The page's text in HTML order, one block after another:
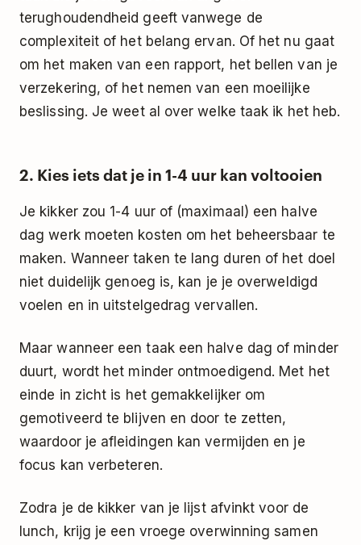
terughoudendheid geeft vanwege de
complexiteit of het belang ervan. Of het nu gaat
om het maken van een rapport, het bellen van je
verzekering, of het nemen van een moeilijke
beslissing. Je weet al over welke taak ik het heb.
2. Kies iets dat je in 1-4 uur kan voltooien
Je kikker zou 1-4 uur of (maximaal) een halve
dag werk moeten kosten om het beheersbaar te
maken. Wanneer taken te lang duren of het doel
niet duidelijk genoeg is, kan je je overweldigd
voelen en in uitstelgedrag vervallen.
Maar wanneer een taak een halve dag of minder
duurt, wordt het minder ontmoedigend. Met het
einde in zicht is het gemakkelijker om
gemotiveerd te blijven en door te zetten,
waardoor je afleidingen kan vermijden en je
focus kan verbeteren.
Zodra je de kikker van je lijst afvinkt voor de
lunch, krijg je een vroege overwinning samen